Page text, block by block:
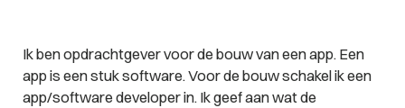
Ik ben opdrachtgever voor de bouw van een app. Een
app is een stuk software. Voor de bouw schakel ik een
app/software developer in. Ik geef aan wat de